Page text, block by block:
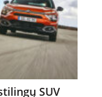
SUV